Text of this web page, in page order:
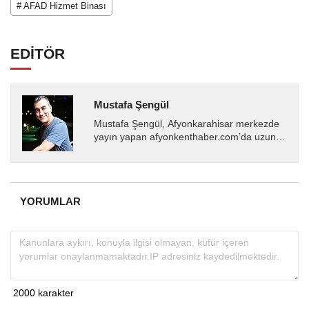
# AFAD Hizmet Binası
EDİTÖR
Mustafa Şengül
Mustafa Şengül, Afyonkarahisar merkezde
yayın yapan afyonkenthaber.com’da uzun
almakta, haber akışı...
YORUMLAR